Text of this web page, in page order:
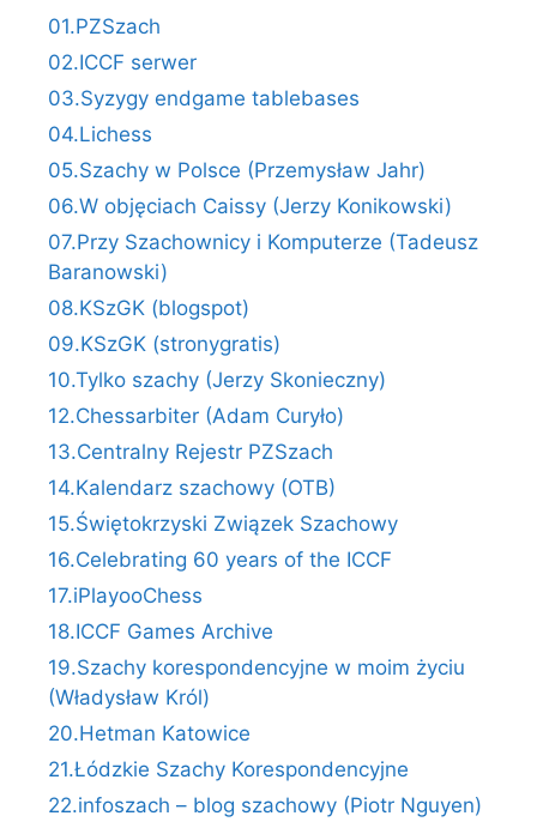
01.PZSzach
02.ICCF serwer
03.Syzygy endgame tablebases
04.Lichess
05.Szachy w Polsce (Przemysław Jahr)
06.W objęciach Caissy (Jerzy Konikowski)
07.Przy Szachownicy i Komputerze (Tadeusz
Baranowski)
08.KSzGK (blogspot)
09.KSzGK (stronygratis)
10.Tylko szachy (Jerzy Skonieczny)
12.Chessarbiter (Adam Curyło)
13.Centralny Rejestr PZSzach
14.Kalendarz szachowy (OTB)
15.Świętokrzyski Związek Szachowy
16.Celebrating 60 years of the ICCF
17.iPlayooChess
18.ICCF Games Archive
19.Szachy korespondencyjne w moim życiu
(Władysław Król)
20.Hetman Katowice
21.Łódzkie Szachy Korespondencyjne
22.infoszach – blog szachowy (Piotr Nguyen)